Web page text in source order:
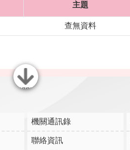
主題
查無資料
關閉
機關通訊錄
聯絡資訊